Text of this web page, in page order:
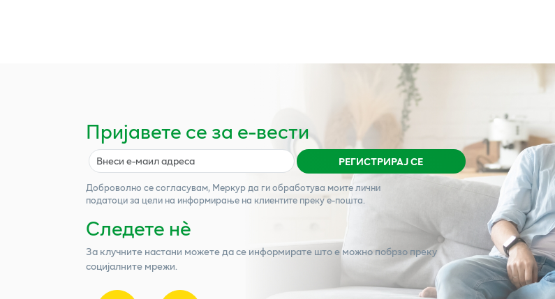
Пријавете се за е-вести
РЕГИСТРИРАЈ СЕ
Доброволно се согласувам, Меркурда ги обработува моите лични
податоци за цели на информирање на клиентите преку е-пошта.
Следете нѐ
За клучните настани можете да се информирате што е можно побрзо преку
социјалните мрежи.